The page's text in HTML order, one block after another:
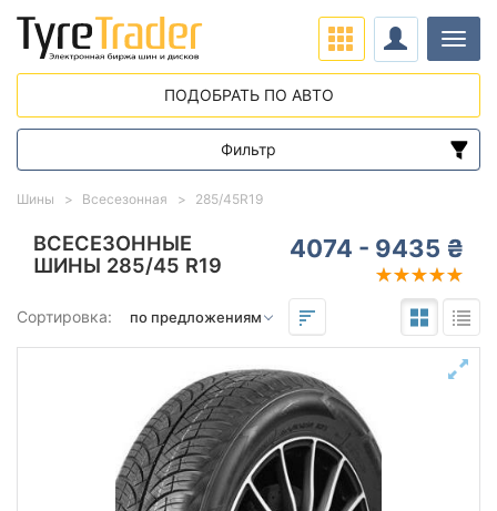
ВСЕСЕЗОННЫЕ
ШИНЫ 285/45 R19
4074 - 9435 ₴
Сортировка:
Шины Всесезонная 285/45R19
ПОДОБРАТЬ ПО АВТО
Фильтр
Диапазон цен
от
всесезонная